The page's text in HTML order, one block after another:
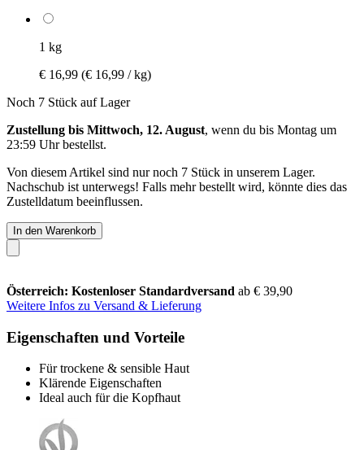
1 kg
€ 16,99 (€ 16,99 / kg)
Noch 7 Stück auf Lager
Zustellung bis Mittwoch, 12. August, wenn du bis Montag um
23:59 Uhrbestellst.
Von diesem Artikel sind nur noch 7 Stück in unserem Lager.
Nachschub ist unterwegs! Falls mehr bestellt wird, könnte dies das
Zustelldatum beeinflussen.
In den Warenkorb
Österreich: Kostenloser Standardversand ab € 39,90
Weitere Infos zu Versand & Lieferung
Eigenschaften und Vorteile
Für trockene & sensible Haut
Klärende Eigenschaften
Ideal auch für die Kopfhaut